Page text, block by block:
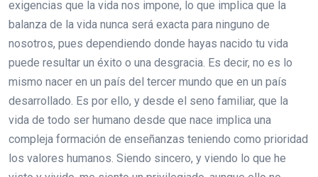
exigencias que la vida nos impone, lo que implica que la
balanza de la vida nunca será exacta para ninguno de
nosotros, pues dependiendo donde hayas nacido tu vida
puede resultar un éxito o una desgracia. Es decir, no es lo
mismo nacer en un país del tercer mundo que en un país
desarrollado. Es por ello, y desde el seno familiar, que la
vida de todo ser humano desde que nace implica una
compleja formación de enseñanzas teniendo como prioridad
los valores humanos. Siendo sincero, y viendo lo que he